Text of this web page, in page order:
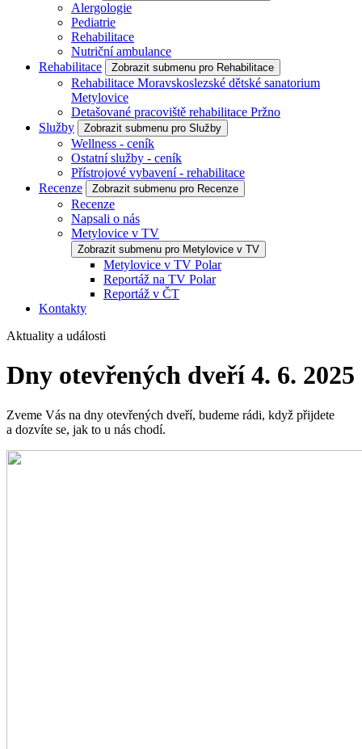
Alergologie
Pediatrie
Rehabilitace
Nutriční ambulance
Rehabilitace
Zobrazit submenu pro Rehabilitace
Rehabilitace Moravskoslezské dětské sanatorium
Metylovice
Detašované pracoviště rehabilitace Pržno
Služby
Zobrazit submenu pro Služby
Wellness - ceník
Ostatní služby - ceník
Přístrojové vybavení - rehabilitace
Recenze
Zobrazit submenu pro Recenze
Recenze
Napsali o nás
Metylovice v TV
Zobrazit submenu pro Metylovice v TV
Metylovice v TV Polar
Reportáž na TV Polar
Reportáž v ČT
Kontakty
Aktuality a události
Dny otevřených dveří4. 6. 2025
Zveme Vás na dny otevřených dveří, budeme rádi, když přijdete
a dozvíte se, jak to u nás chodí.